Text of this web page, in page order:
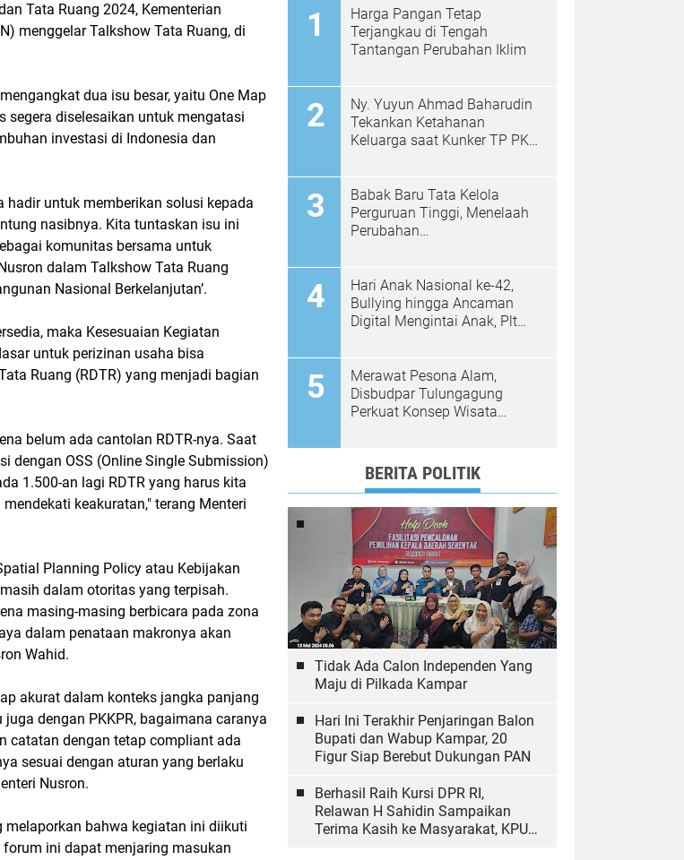
Tata Ruang 2024, Kementerian
menggelar Talkshow Tata Ruang, di
dua isu besar, yaitu One Map
segera diselesaikan untuk mengatasi
investasi di Indonesia dan
untuk memberikan solusi kepada
nasibnya. Kita tuntaskan isu ini
komunitas bersama untuk
dalam Talkshow Tata Ruang
Nasional Berkelanjutan’.
maka Kesesuaian Kegiatan
untuk perizinan usaha bisa
Ruang (RDTR) yang menjadi bagian
belum ada cantolan RDTR-nya. Saat
dengan OSS (Online Single Submission)
1.500-an lagi RDTR yang harus kita
keakuratan," terang Menteri
Planning Policy atau Kebijakan
dalam otoritas yang terpisah.
masing-masing berbicara pada zona
dalam penataan makronya akan
Wahid.
akurat dalam konteks jangka panjang
dengan PKKPR, bagaimana caranya
catatan dengan tetap compliant ada
sesuai dengan aturan yang berlaku
Nusron.
melaporkan bahwa kegiatan ini diikuti
ini dapat menjaring masukan
Harga Pangan Tetap
Terjangkau di Tengah
Tantangan Perubahan Iklim
Ny. Yuyun Ahmad Baharudin
Tekankan Ketahanan
Keluarga saat Kunker TP PKK
Babak Baru Tata Kelola
Perguruan Tinggi, Menelaah
Perubahan
Hari Anak Nasional ke-42,
Bullying hingga Ancaman
Digital Mengintai Anak, Plt
Ramah Anak
Merawat Pesona Alam,
Disbudpar Tulungagung
Perkuat Konsep Wisata
BERITA POLITIK
Tidak Ada Calon Independen Yang
Maju di Pilkada Kampar
Hari Ini Terakhir Penjaringan Balon
Bupati dan Wabup Kampar, 20
Figur Siap Berebut Dukungan PAN
Berhasil Raih Kursi DPR RI,
Relawan H Sahidin Sampaikan
Terima Kasih ke Masyarakat, KPU